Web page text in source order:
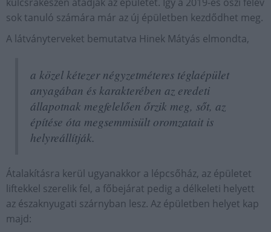
sok tanuló számára már az új épületben kezdődhet meg.
A látványterveket bemutatva Hinek Mátyás elmondta,
a közel kétezer négyzetméteres téglaépület
anyagában és karakterében az eredeti
állapotnak megfelelően őrzik meg, sőt, az
építése óta megsemmisült oromzatait is
helyreállítják.
Átalakításra kerül ugyanakkor a lépcsőház, az épületet
liftekkel szerelik fel, a főbejárat pedig a délkeleti helyett
az északnyugati szárnyban lesz. Az épületben helyet kap
majd: